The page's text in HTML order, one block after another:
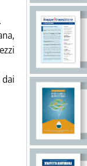
notizia: